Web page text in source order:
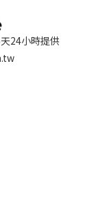
24小時提供